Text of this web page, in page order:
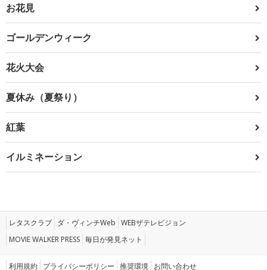
お花見
ゴールデンウィーク
花火大会
夏休み（夏祭り）
紅葉
イルミネーション
レタスクラブ ダ・ヴィンチWeb WEBザテレビジョン
MOVIE WALKER PRESS 毎日が発見ネット
利用規約 プライバシーポリシー 推奨環境 お問い合わせ